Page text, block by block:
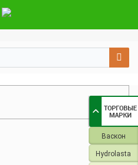
Васкон
Hydrolasta